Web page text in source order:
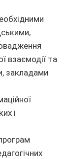
взаємодії та
закладами
і